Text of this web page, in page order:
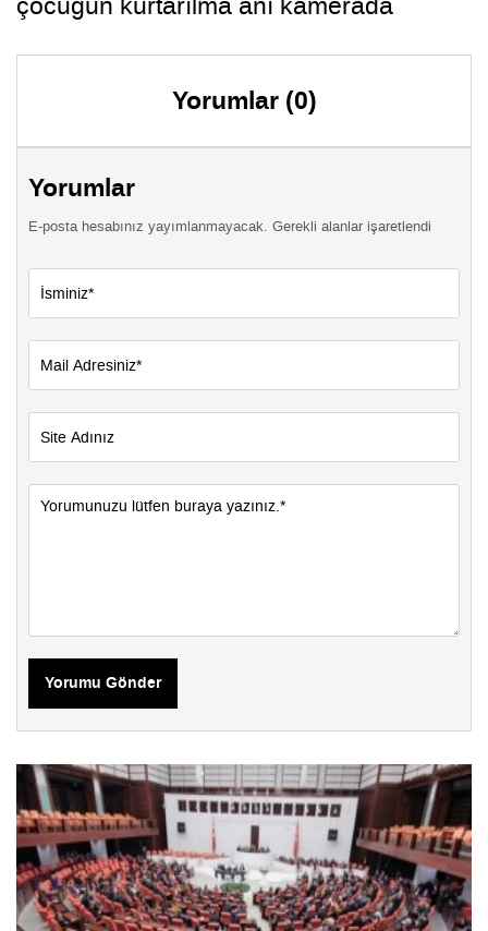
Yorumlar (0)
Yorumlar
E-posta hesabınız yayımlanmayacak. Gerekli alanlar işaretlendi
Yorumu Gönder